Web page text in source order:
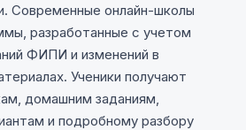
Современные онлайн-школы
разработанные с учетом
ФИПИ и изменений в
Ученики получают
домашним заданиям,
и подробному разбору